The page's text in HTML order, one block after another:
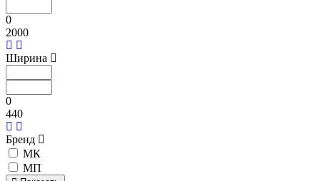
0
2000
Ширина
0
440
Бренд
МК
МП